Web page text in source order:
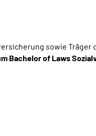
sowie
Bachelor of Laws